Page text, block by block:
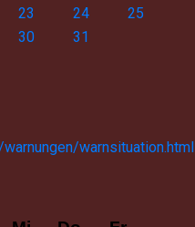
23 24
25
30 31
warnsituation.html